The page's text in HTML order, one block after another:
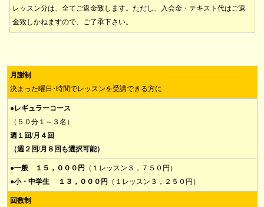
レッスン分は、全てご返金致します。ただし、入会金・テキスト代はご返
金致しかねますので、ご了承下さい。
月謝制
決まった曜日･時間でレッスンを受講できる方に
●レギュラーコース
（５０分１～３名）
週１回/月４回
（週２回/月８回も選択可能）
●一般 １５，０００円
（１レッスン３，７５０円）
●小・中学生
１３，０００円 （１レッスン３，２５０円）
回数制